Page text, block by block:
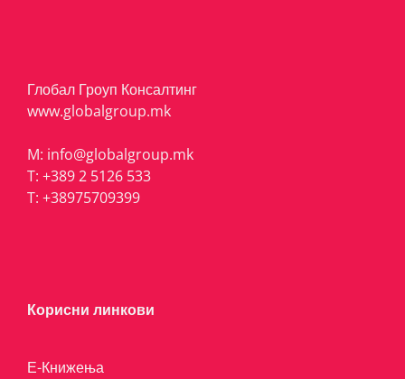
Глобал Гроуп Консалтинг
www.globalgroup.mk
M: info@globalgroup.mk
T: +389 2 5126 533
T: +38975709399
Корисни линкови
Е-Книжења